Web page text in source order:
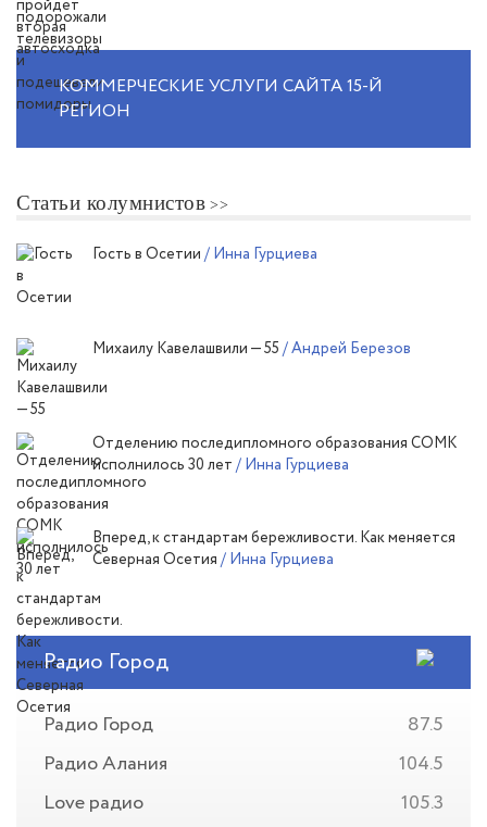
КОММЕРЧЕСКИЕ УСЛУГИ САЙТА 15-Й
РЕГИОН
Статьи колумнистов
Гость в Осетии / Инна Гурциева
Михаилу Кавелашвили — 55 / Андрей Березов
Отделению последипломного образования СОМК
исполнилось 30 лет / Инна Гурциева
Вперед, к стандартам бережливости. Как меняется
Северная Осетия / Инна Гурциева
Радио Город
Радио Город
87.5
Радио Алания
104.5
Love радио
105.3